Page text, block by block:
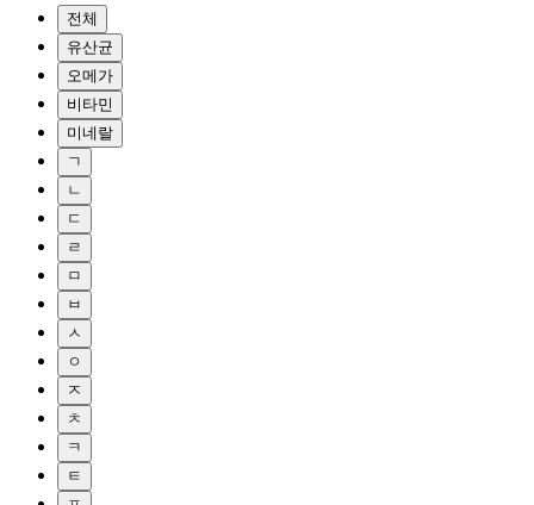
전체
유산균
오메가
비타민
미네랄
ㄱ
ㄴ
ㄷ
ㄹ
ㅁ
ㅂ
ㅅ
ㅇ
ㅈ
ㅊ
ㅋ
ㅌ